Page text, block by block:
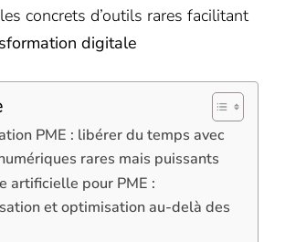
concrets d’outils rares facilitant
digitale
PME : libérer du temps avec
rares mais puissants
artificielle pour PME :
et optimisation au-delà des